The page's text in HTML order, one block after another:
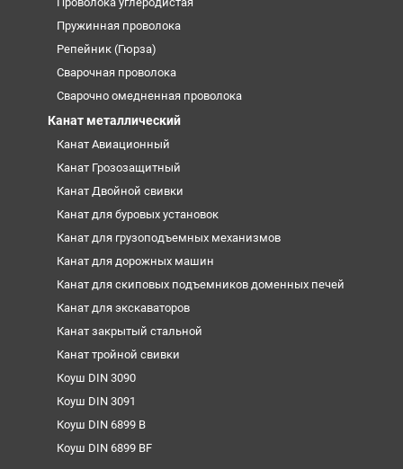
Пружинная проволока
Репейник (Гюрза)
Сварочная проволока
Сварочно омедненная проволока
Канат металлический
Канат Авиационный
Канат Грозозащитный
Канат Двойной свивки
Канат для буровых установок
Канат для грузоподъемных механизмов
Канат для дорожных машин
Канат для скиповых подъемников доменных печей
Канат для экскаваторов
Канат закрытый стальной
Канат тройной свивки
Коуш DIN 3090
Коуш DIN 3091
Коуш DIN 6899 B
Коуш DIN 6899 BF